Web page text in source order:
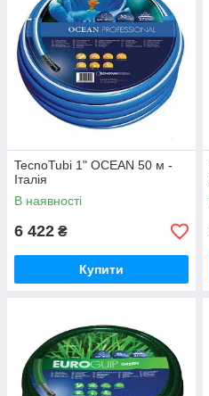
TecnoTubi 1" OCEAN 50 м -
Італія
В наявності
6 422 ₴
Купити